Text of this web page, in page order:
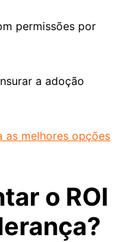
permissões por
a adoção
as melhores opções
o ROI